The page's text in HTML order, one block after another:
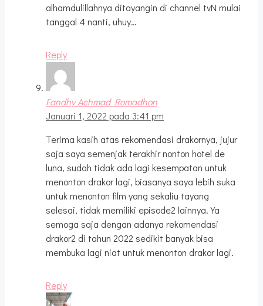
alhamdulillahnya ditayangin di channel tvN mulai
tanggal 4 nanti, uhuy…
Reply
Fandhy Achmad Romadhon
Januari 1, 2022 pada 3:41 pm
Terima kasih atas rekomendasi drakornya, jujur
saja saya semenjak terakhir nonton hotel de
luna, sudah tidak ada lagi kesempatan untuk
menonton drakor lagi, biasanya saya lebih suka
untuk menonton film yang sekaliu tayang
selesai, tidak memiliki episode2 lainnya. Ya
semoga saja dengan adanya rekomendasi
drakor2 di tahun 2022 sedikit banyak bisa
membuka lagi niat untuk menonton drakor lagi.
Reply